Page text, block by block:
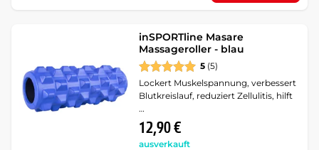
inSPORTline Masare
Massageroller - blau
5 (5)
Lockert Muskelspannung, verbessert
Blutkreislauf, reduziert Zellulitis, hilft
…
12,90 €
ausverkauft